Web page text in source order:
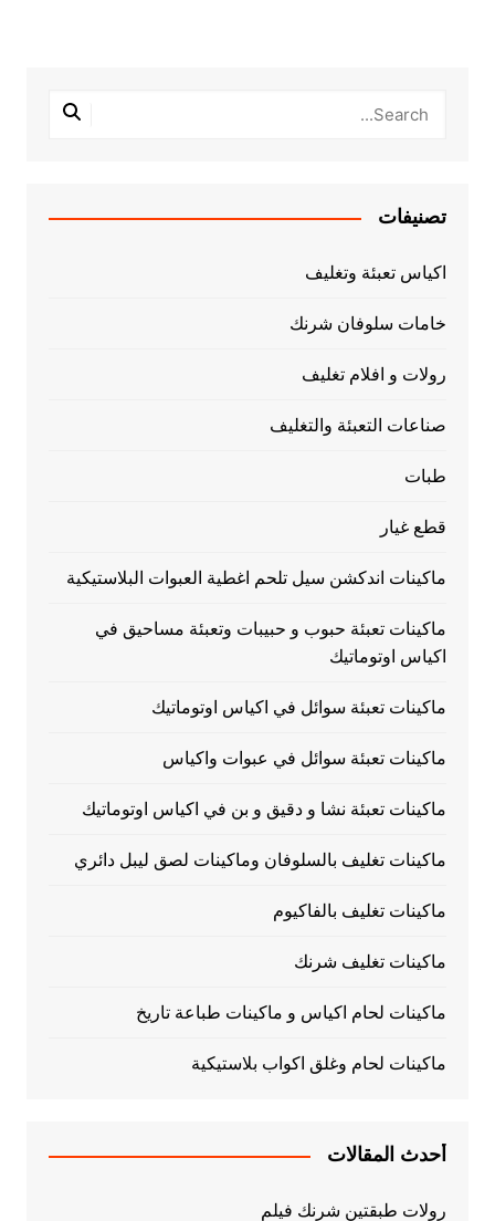
تصنيفات
اكياس تعبئة وتغليف
خامات سلوفان شرنك
رولات و افلام تغليف
صناعات التعبئة والتغليف
طبات
قطع غيار
ماكينات اندكشن سيل تلحم اغطية العبوات البلاستيكية
ماكينات تعبئة حبوب و حبيبات وتعبئة مساحيق في
اكياس اوتوماتيك
ماكينات تعبئة سوائل في اكياس اوتوماتيك
ماكينات تعبئة سوائل في عبوات واكياس
ماكينات تعبئة نشا و دقيق و بن في اكياس اوتوماتيك
ماكينات تغليف بالسلوفان وماكينات لصق ليبل دائري
ماكينات تغليف بالفاكيوم
ماكينات تغليف شرنك
ماكينات لحام اكياس و ماكينات طباعة تاريخ
ماكينات لحام وغلق اكواب بلاستيكية
أحدث المقالات
رولات طبقتين شرنك فيلم